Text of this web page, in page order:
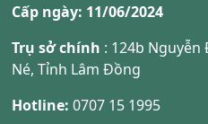
Cấp ngày: 11/06/2024
Trụ sở chính : 124b
Né, Tỉnh Lâm Đồng
Hotline: 0707 15 1995